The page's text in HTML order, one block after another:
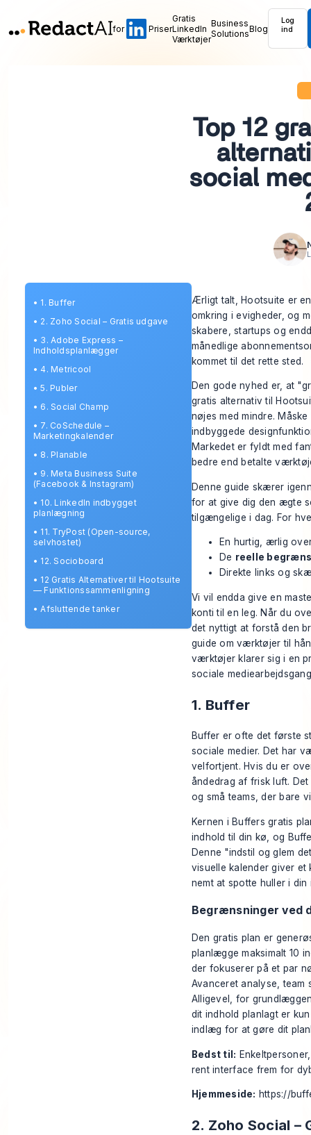
for Priser
Gratis
LinkedIn
Værktøjer
Business
SolutionsBlog
Log
ind
Top 12
social
• 1. Buffer
• 2. Zoho Social – Gratis udgave
• 3. Adobe Express –
Indholdsplanlægger
• 4. Metricool
•5. Publer
• 6. Social Champ
• 7. CoSchedule –
Marketingkalender
• 8. Planable
• 9. Meta Business Suite
(Facebook & Instagram)
• 10. LinkedIn indbygget
planlægning
• 11. TryPost (Open-source,
selvhostet)
• 12. Socioboard
• 12 Gratis Alternativer til Hootsuite
— Funktionssammenligning
•Afsluttende tanker
Ærligt talt, Hootsuite er
omkring i evigheder, og
skabere, startups og
månedlige
kommet til det rette sted.
Den gode nyhed er, at
gratis alternativ til
nøjes med mindre.
indbyggede
Markedet er fyldt med
bedre end betalte
Denne guide skærer
for at give dig den ægte
tilgængelige i dag. For
En hurtig, ærlig
De reelle
Direkte links og
Vi vil endda give en
konti til en leg. Når du
det nyttigt at forstå den
guide omværktøjer til
værktøjer klarer sig i en
sociale
1. Buffer
Buffer er ofte det første
sociale medier. Det har
velfortjent. Hvis du er
åndedrag af frisk luft.
og små teams, der bare
Kernen i Buffers gratis
indhold til din kø, og
Denne "indstil og glem
visuelle kalender giver
nemt at spotte huller i din
Begrænsninger ved
Den gratis plan er
planlægge maksimalt 10
der fokuserer på et par
Avanceret analyse, team
Alligevel, for
dit indhold planlagt er
indlæg for at gøre dit
Bedst til:
rent interface frem for
Hjemmeside: https://
2. Zoho Social –